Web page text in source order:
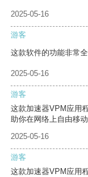
2025-05-16
游客
这款软件的功能非常
2025-05-16
游客
这款加速器VPM应用
助你在网络上自由移动
2025-05-16
游客
这款加速器VPM应用